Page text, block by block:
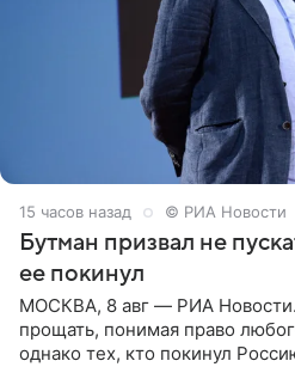
15 часов назад © РИА Новости
Бутман призвал не
ее покинул
МОСКВА, 8 авг — РИА
прощать, понимая право
однако тех, кто покинул